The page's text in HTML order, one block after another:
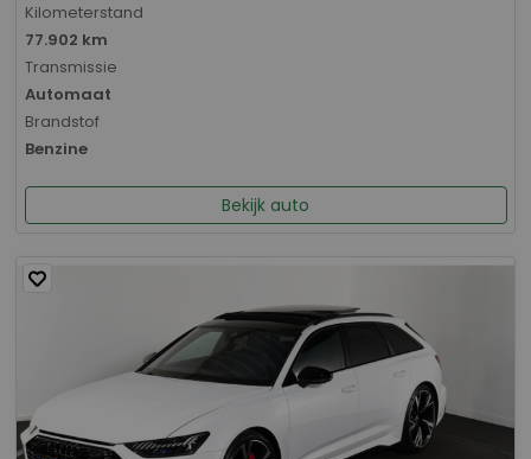
Kilometerstand
77.902 km
Transmissie
Automaat
Brandstof
Benzine
Bekijk auto